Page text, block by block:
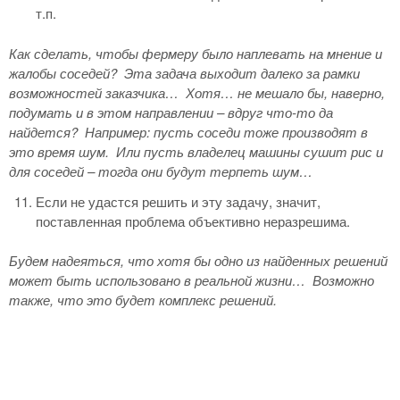
т.п.
Как сделать, чтобы фермеру было наплевать на мнение и
жалобы соседей? Эта задача выходит далеко за рамки
возможностей заказчика… Хотя… не мешало бы, наверно,
подумать и в этом направлении – вдруг что-то да
найдется? Например: пусть соседи тоже производят в
это время шум. Или пусть владелец машины сушит рис и
для соседей – тогда они будут терпеть шум…
Если не удастся решить и эту задачу, значит,
поставленная проблема объективно неразрешима.
Будем надеяться, что хотя бы одно из найденных решений
может быть использовано в реальной жизни… Возможно
также, что это будет комплекс решений.